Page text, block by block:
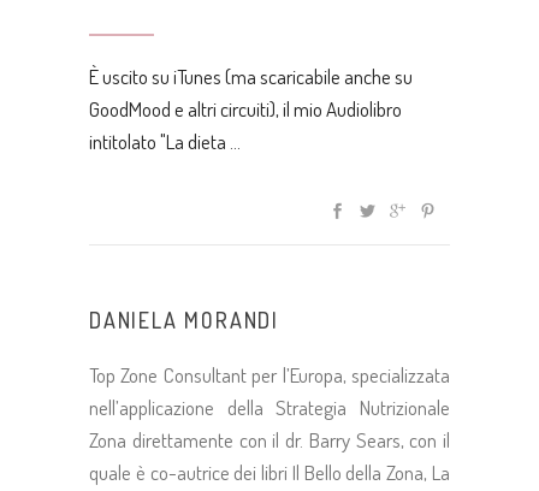
È uscito su iTunes (ma scaricabile anche su
GoodMood e altri circuiti), il mio Audiolibro
intitolato "La dieta
DANIELA MORANDI
Top Zone Consultant per l’Europa, specializzata
nell’applicazione della Strategia Nutrizionale
Zona direttamente con il dr. Barry Sears, con il
quale è co-autrice dei libri Il Bello della Zona, La